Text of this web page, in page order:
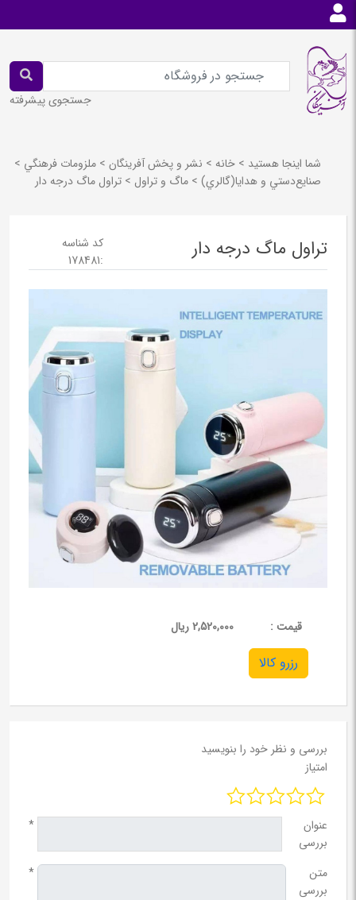
جستجوی پیشرفته
شما اینجا هستید > خانه > نشر و پخش آفرينگان > ملزومات فرهنگي >
صنايع‌دستي و هدايا(گالري) > ماگ و تراول > تراول ماگ درجه دار
تراول ماگ درجه دار
کد شناسه
:
178481
قيمت : 2,520,000 ریال
رزرو کالا
بررسی و نظر خود را بنویسید
امتیاز
عنوان
بررسی
*
متن
بررسی
*